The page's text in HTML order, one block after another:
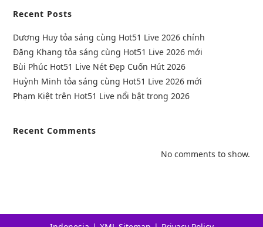
Recent Posts
Dương Huy tỏa sáng cùng Hot51 Live 2026 chính
Đặng Khang tỏa sáng cùng Hot51 Live 2026 mới
Bùi Phúc Hot51 Live Nét Đẹp Cuốn Hút 2026
Huỳnh Minh tỏa sáng cùng Hot51 Live 2026 mới
Phạm Kiệt trên Hot51 Live nổi bật trong 2026
Recent Comments
No comments to show.